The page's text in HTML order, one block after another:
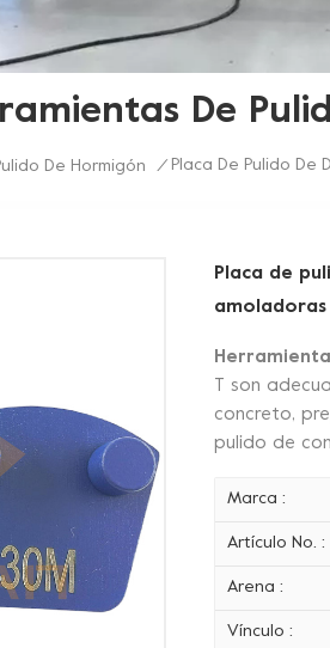
De
De Hormigón / Placa De Pulido De
Placa de
T son
concreto,
pulido de
Marca :
Artículo No. :
Arena :
Vínculo :